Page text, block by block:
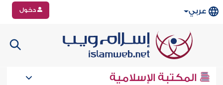
عربي دخول
المكتبة الإسلامية